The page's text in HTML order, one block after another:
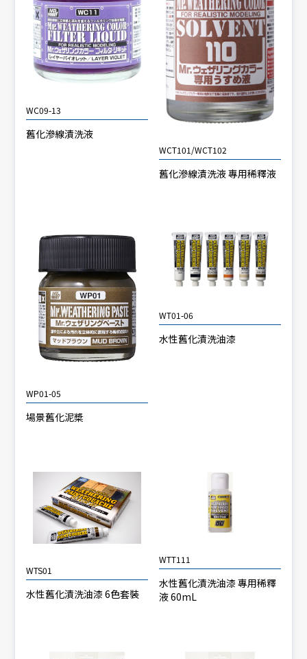
WC09-13
舊化滲線漬洗液
WCT101/WCT102
舊化滲線漬洗液 專用稀釋液
WP01-05
場景舊化泥槳
WT01-06
水性舊化漬洗油漆
WTS01
水性舊化漬洗油漆 6色套裝
WTT111
水性舊化漬洗油漆 專用稀釋
液 60mL